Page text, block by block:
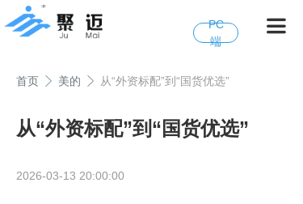
PC
端
首页 美的 从“外资标配”到“国货优选”
从“外资标配”到“国货优选”
2026-03-13 20:00:00